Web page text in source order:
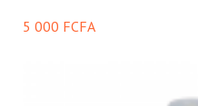
5 000 FCFA